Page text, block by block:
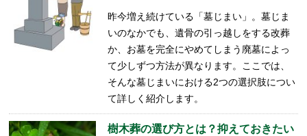
昨今増え続けている「墓じまい」。墓じま
いのなかでも、遺骨の引っ越しをする改葬
か、お墓を完全にやめてしまう廃墓によっ
て少しずつ方法が異なります。ここでは、
そんな墓じまいにおける2つの選択肢につい
て詳しく紹介します。
樹木葬の選び方とは？抑えておきたい